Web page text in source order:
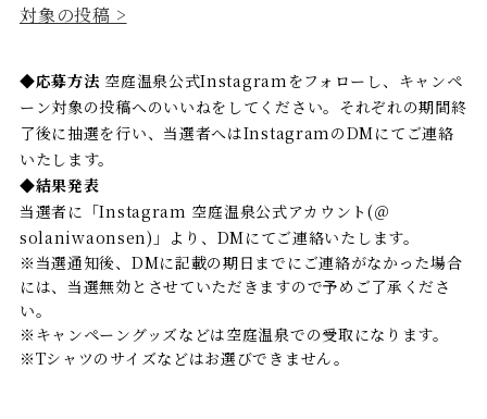
対象の投稿 >
◆応募方法 空庭温泉公式Instagramをフォローし、キャンペ
ーン対象の投稿へのいいねをしてください。それぞれの期間終
了後に抽選を行い、当選者へはInstagramのDMにてご連絡
いたします。
◆結果発表
当選者に「Instagram 空庭温泉公式アカウント(＠
solaniwaonsen)」より、DMにてご連絡いたします。
※当選通知後、DMに記載の期日までにご連絡がなかった場合
には、当選無効とさせていただきますので予めご了承くださ
い。
※キャンペーングッズなどは空庭温泉での受取になります。
※Tシャツのサイズなどはお選びできません。